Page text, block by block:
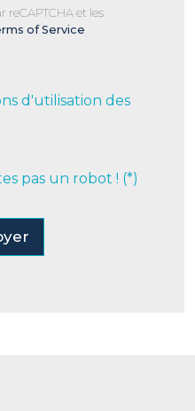
reCAPTCHA et les
of Service
d'utilisation des
pas un robot ! (*)